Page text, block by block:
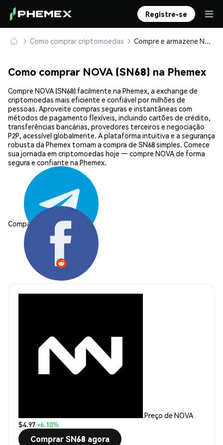
Registre-se
Como comprar criptomoedas Compre e armazene NOVA (SN68) com segurança
Como comprar NOVA (SN68) na Phemex
Compre NOVA (SN68) facilmente na Phemex, a exchange de
criptomoedas mais eficiente e confiável por milhões de
pessoas. Aproveite compras seguras e instantâneas com
métodos de pagamento flexíveis, incluindo cartões de crédito,
transferências bancárias, provedores terceiros e negociação
P2P, acessível globalmente. A plataforma intuitiva e a segurança
robusta da Phemex tornam a compra de SN68 simples. Comece
sua jornada em criptomoedas hoje — compre NOVA de forma
segura e confiante na Phemex.
Compartilhar:
Preço de NOVA
$4.97+6.10%
Comprar SN68 agora